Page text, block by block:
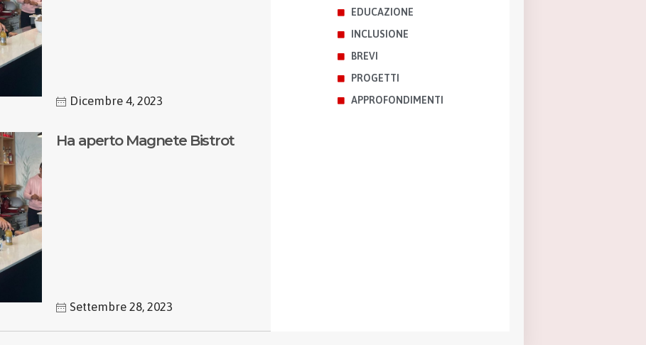
Dicembre 4, 2023
Ha aperto Magnete Bistrot
Settembre 28, 2023
EDUCAZIONE
INCLUSIONE
BREVI
PROGETTI
APPROFONDIMENTI